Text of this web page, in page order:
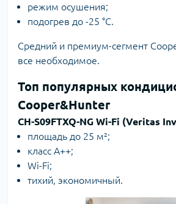
режим осушения;
подогрев до -25 °C.
Средний и премиум-сегмент
все необходимое.
Топ популярных
Cooper&Hunter
CH-S09FTXQ-NG Wi-Fi (Veritas
площадь до 25 м²;
класс А++;
Wi-Fi;
тихий, экономичный.